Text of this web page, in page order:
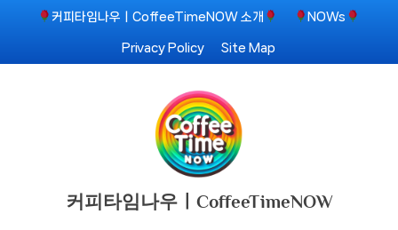
content
커피타임나우ㅣCoffeeTimeNOW 소개 NOWs
Privacy Policy Site Map
커피타임나우ㅣCoffeeTimeNOW